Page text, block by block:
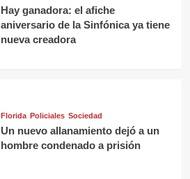
Hay ganadora: el afiche
aniversario de la Sinfónica ya tiene
nueva creadora
Florida Policiales Sociedad
Un nuevo allanamiento dejó a un
hombre condenado a prisión